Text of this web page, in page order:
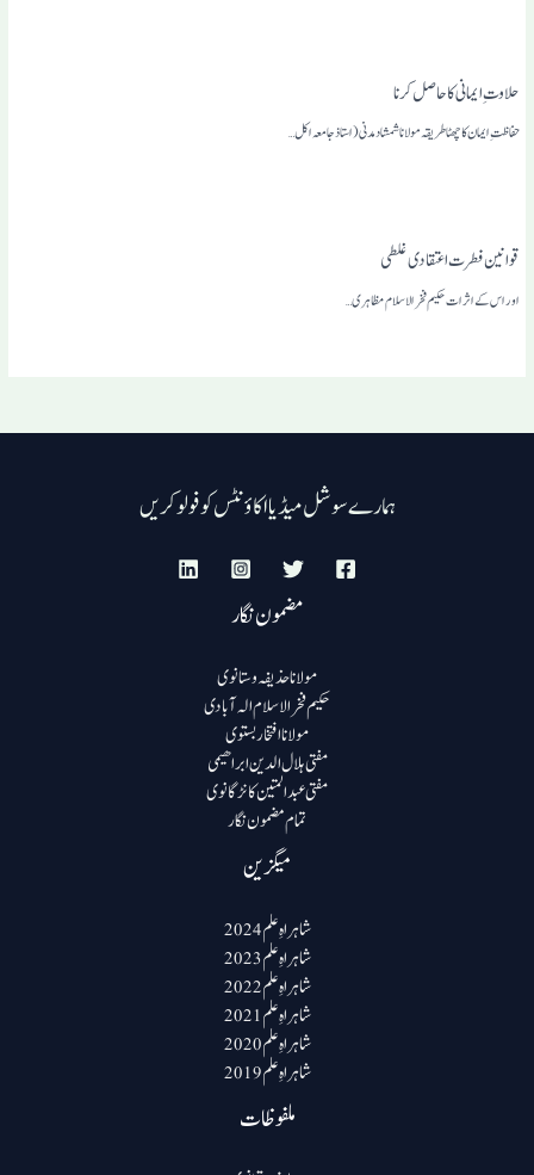
حلاوت ِایمانی کا حاصل کرنا
حفاظت ِایمان کا چھٹا طریقہ مولانا شمشاد مدنی(استاذ جامعہ اکل…
قوانین فطرت اعتقادی غلطی
اور اس کے اثرات حکیم فخرالاسلام مظاہری …
ہمارے سوشل میڈیا اکاؤنٹس کو فولو کریں
مضمون نگار
مولانا حذیفہ وستانوی
حکیم فخرالاسلام الہ آبادی
مولانا افتخار بستوی
مفتی ہلال الدین ابراھیمی
مفتی عبد المتین کانڑگانوی
تمام مضمون نگار
میگزین
شاہراہِ علم 2024
شاہراہِ علم 2023
شاہراہِ علم 2022
شاہراہِ علم 2021
شاہراہِ علم 2020
شاہراہِ علم 2019
ملفوظات